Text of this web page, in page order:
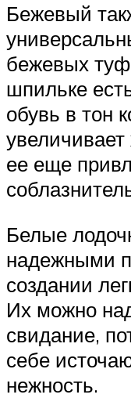
Бежевый
бежевых
шпильке
обувь в тон
ее еще
Белые
надежными
создании
Их можно
свидание,
себе
нежность.